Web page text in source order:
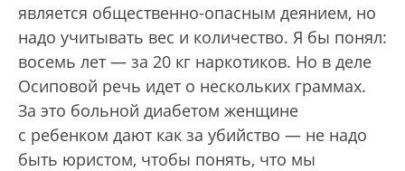
является общественно-опасным деянием, но
надо учитывать вес и количество. Я бы понял:
восемь лет — за 20 кг наркотиков. Но в деле
Осиповой речь идет о нескольких граммах.
За это больной диабетом женщине
с ребенком дают как за убийство — не надо
быть юристом, чтобы понять, что мы